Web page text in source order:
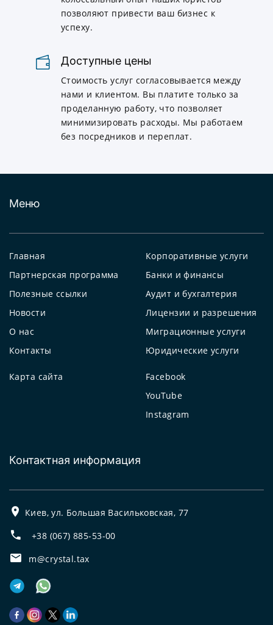
позволяют привести ваш бизнес к
успеху.
Доступные цены
Стоимость услуг согласовывается между
нами и клиентом. Вы платите только за
проделанную работу, что позволяет
минимизировать расходы. Мы работаем
без посредников и переплат.
Меню
Главная
Партнерская программа
Полезные ссылки
Новости
О нас
Контакты
Корпоративные услуги
Банки и финансы
Аудит и бухгалтерия
Лицензии и разрешения
Миграционные услуги
Юридические услуги
Карта сайта
Facebook
YouTube
Instagram
Контактная информация
Киев, ул. Большая Васильковская, 77
+38 (067) 885-53-00
m@crystal.tax